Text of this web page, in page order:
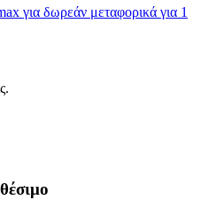
για δωρεάν μεταφορικά για 1